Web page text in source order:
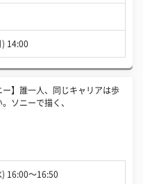
14:00
ー】誰一人、同じキャリアは歩
。ソニーで描く、
16:00〜16:50